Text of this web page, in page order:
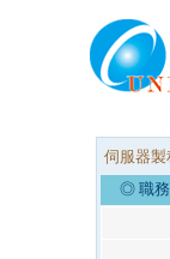
伺服器製
◎ 職務